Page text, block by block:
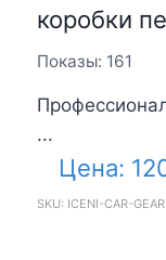
коробки
Показы: 161
...
Цена:
SKU: ICENI-CAR-